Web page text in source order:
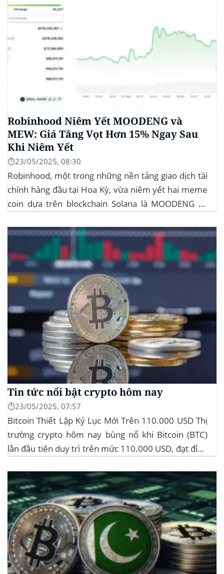
Robinhood Niêm Yết MOODENG và
MEW: Giá Tăng Vọt Hơn 15% Ngay Sau
Khi Niêm Yết
⏱️23/05/2025, 08:30
Robinhood, một trong những nền tảng giao dịch tài
chính hàng đầu tại Hoa Kỳ, vừa niêm yết hai meme
coin dựa trên blockchain Solana là MOODENG và
mẽ cho cả hai đồng tiền số, với mức tăng hơn...
Tin tức nổi bật crypto hôm nay
⏱️23/05/2025, 07:57
Bitcoin Thiết Lập Kỷ Lục Mới Trên 110.000 USD Thị
trường crypto hôm nay bùng nổ khi Bitcoin (BTC)
lần đầu tiên duy trì trên mức 110.000 USD, đạt đỉnh
mức giá cao nhất từ trước đến nay của...